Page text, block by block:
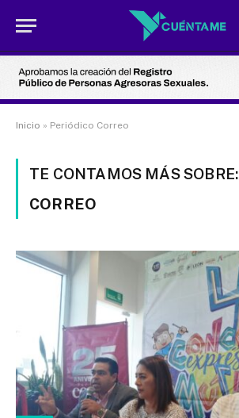
Inicio » Periódico Correo
TE CONTAMOS MÁS SOBRE:
CORREO